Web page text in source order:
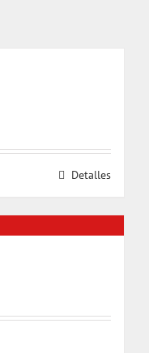
Detalles